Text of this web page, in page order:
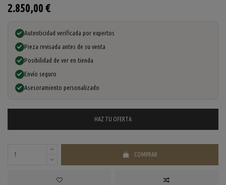
2.850,00 €
Autenticidad verificada por expertos
Pieza revisada antes de su venta
Posibilidad de ver en tienda
Envío seguro
Asesoramiento personalizado
HAZ TU OFERTA
COMPRAR